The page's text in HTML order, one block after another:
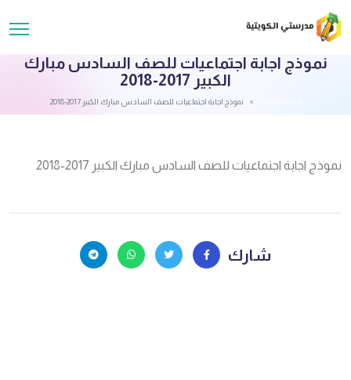
نموذج اجابة اجتماعيات للصف السادس مبارك
الكبير 2017-2018
نموذج اجابة اجتماعيات للصف السادس مبارك الكبير 2017-2018
نموذج اجابة اجتماعيات للصف السادس مبارك الكبير 2017-2018
شارك